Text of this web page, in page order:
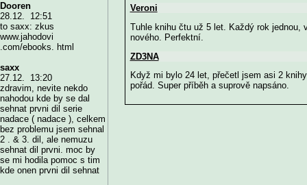
Veroni
Tuhle knihu čtu už 5 let. Každý rok jednou,
nového. Perfektní.
ZD3NA
Když mi bylo 24 let, přečetl jsem asi 2
pořád. Super příběh a suprově napsáno.
Dooren
28.12. 12:51
to saxx: zkus
www.jahodovi
.com/ebooks. html
saxx
27.12. 13:20
zdravim, nevite nekdo
nahodou kde by se dal
sehnat prvni dil serie
nadace ( nadace ), celkem
bez problemu jsem sehnal
2 . & 3. dil, ale nemuzu
sehnat dil prvni. moc by
se mi hodila pomoc s tim
kde onen prvni dil sehnat